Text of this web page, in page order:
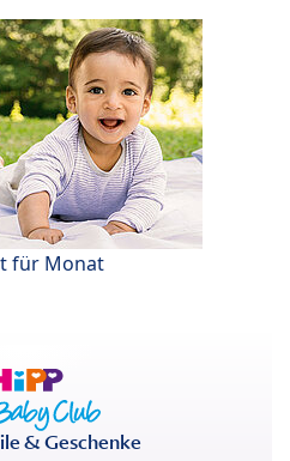
für Monat
& Geschenke